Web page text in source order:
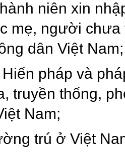
niên xin
mẹ, người chưa
dân Việt Nam;
pháp và
truyền thống,
Nam;
trú ở Việt